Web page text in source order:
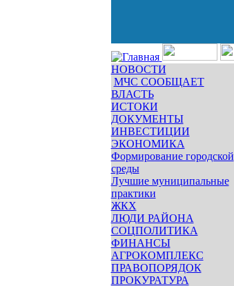
НОВОСТИ
МЧС СООБЩАЕТ
ВЛАСТЬ
ИСТОКИ
ДОКУМЕНТЫ
ИНВЕСТИЦИИ
ЭКОНОМИКА
Формирование городской
среды
Лучшие муниципальные
практики
ЖКХ
ЛЮДИ РАЙОНА
СОЦПОЛИТИКА
ФИНАНСЫ
АГРОКОМПЛЕКС
ПРАВОПОРЯДОК
ПРОКУРАТУРА